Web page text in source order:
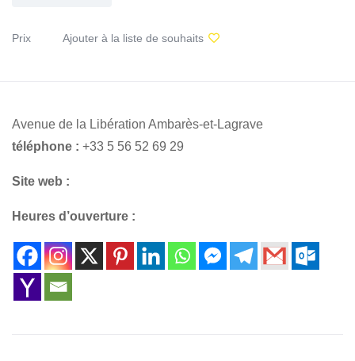
Prix Ajouter à la liste de souhaits
Avenue de la Libération Ambarès-et-Lagrave
téléphone : +33 5 56 52 69 29
Site web :
Heures d’ouverture :